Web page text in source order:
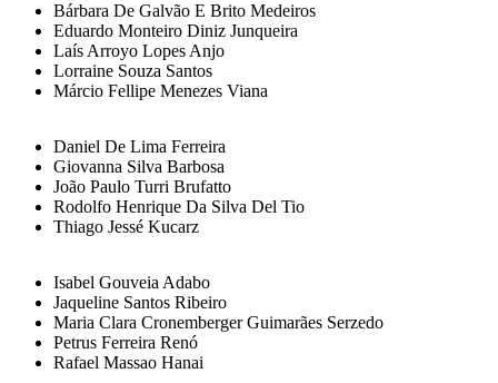
Bárbara De Galvão E Brito Medeiros
Eduardo Monteiro Diniz Junqueira
Laís Arroyo Lopes Anjo
Lorraine Souza Santos
Márcio Fellipe Menezes Viana
Daniel De Lima Ferreira
Giovanna Silva Barbosa
João Paulo Turri Brufatto
Rodolfo Henrique Da Silva Del Tio
Thiago Jessé Kucarz
Isabel Gouveia Adabo
Jaqueline Santos Ribeiro
Maria Clara Cronemberger Guimarães Serzedo
Petrus Ferreira Renó
Rafael Massao Hanai